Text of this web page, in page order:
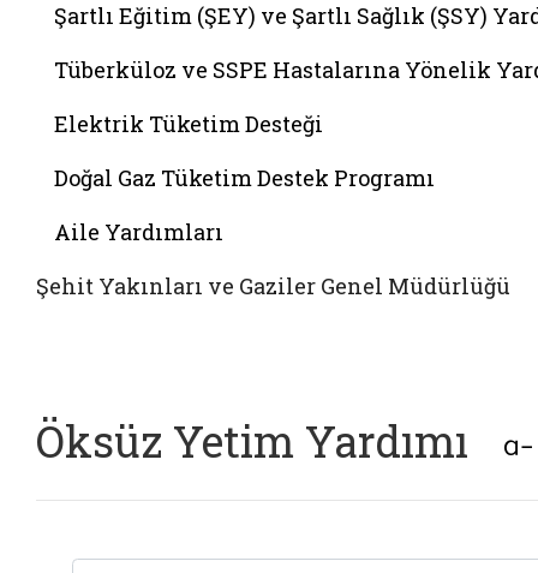
Şartlı Eğitim (ŞEY) ve Şartlı Sağlık (ŞSY)
Tüberküloz ve SSPE Hastalarına Yönelik
Elektrik Tüketim Desteği
Doğal Gaz Tüketim Destek Programı
Aile Yardımları
Şehit Yakınları ve Gaziler Genel Müdürlüğü
Öksüz Yetim Yardımı